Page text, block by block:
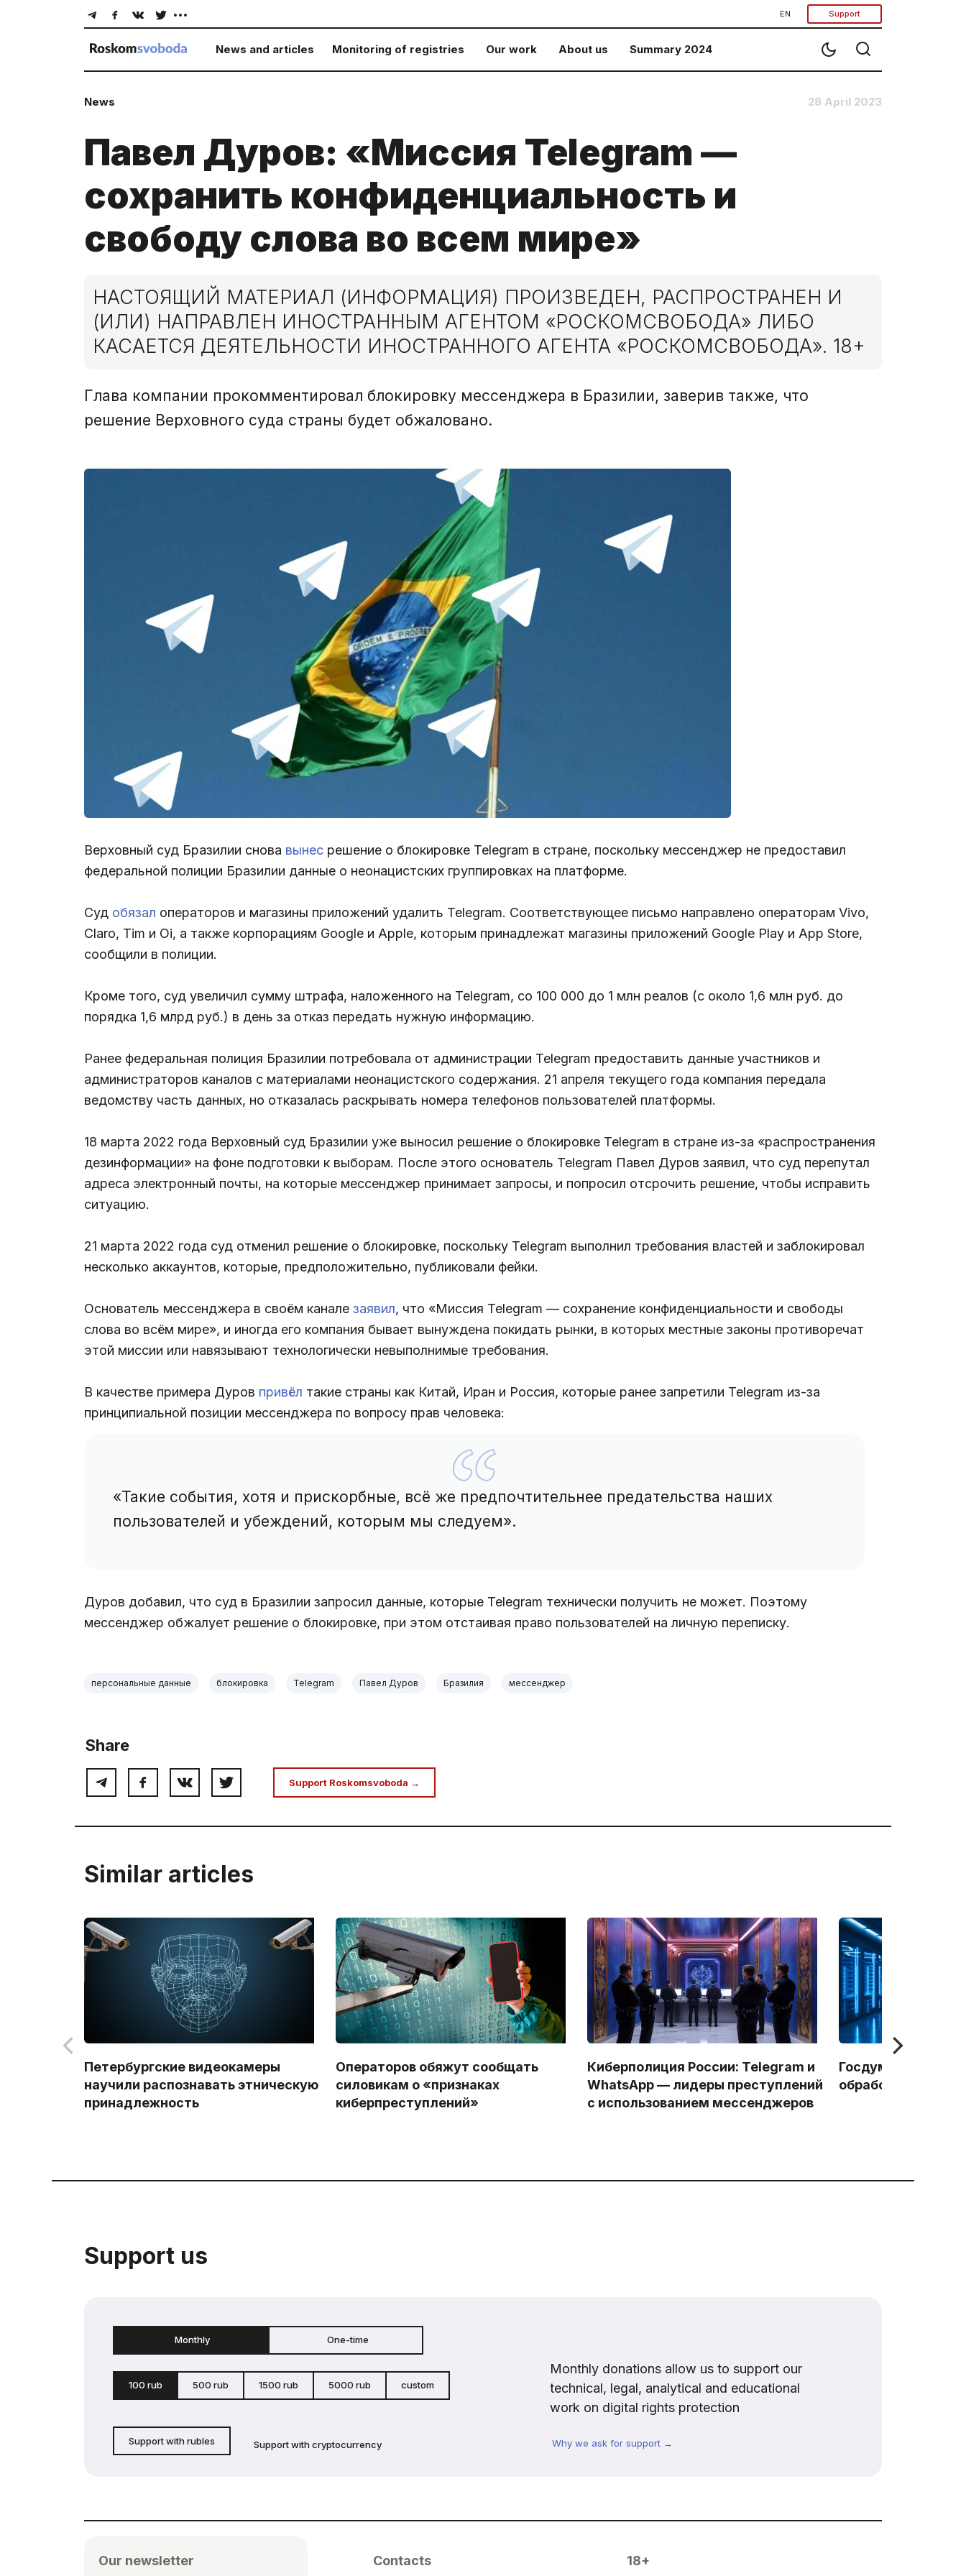
EN Support
News and articles Monitoring of registries Our work About us Summary 2024
News 28 April 2023
Павел Дуров: «Миссия Telegram —
сохранить конфиденциальность и
свободу слова во всем мире»
НАСТОЯЩИЙ МАТЕРИАЛ (ИНФОРМАЦИЯ) ПРОИЗВЕДЕН, РАСПРОСТРАНЕН И
(ИЛИ) НАПРАВЛЕН ИНОСТРАННЫМ АГЕНТОМ «РОСКОМСВОБОДА» ЛИБО
КАСАЕТСЯ ДЕЯТЕЛЬНОСТИ ИНОСТРАННОГО АГЕНТА «РОСКОМСВОБОДА». 18+
Глава компании прокомментировал блокировку мессенджера в Бразилии, заверив также, что
решение Верховного суда страны будет обжаловано.
Верховный суд Бразилии снова вынес решение о блокировке Telegram в стране, поскольку мессенджер не предоставил
федеральной полиции Бразилии данные о неонацистских группировках на платформе.
Суд обязал операторов и магазины приложений удалить Telegram. Соответствующее письмо направлено операторам Vivo,
Claro, Tim и Oi, а также корпорациям Google и Apple, которым принадлежат магазины приложений Google Play и App Store,
сообщили в полиции.
Кроме того, суд увеличил сумму штрафа, наложенного на Telegram, со 100 000 до 1 млн реалов (с около 1,6 млн руб. до
порядка 1,6 млрд руб.) в день за отказ передать нужную информацию.
Ранее федеральная полиция Бразилии потребовала от администрации Telegram предоставить данные участников и
администраторов каналов с материалами неонацистского содержания. 21 апреля текущего года компания передала
ведомству часть данных, но отказалась раскрывать номера телефонов пользователей платформы.
18 марта 2022 года Верховный суд Бразилии уже выносил решение о блокировке Telegram в стране из-за «распространения
дезинформации» на фоне подготовки к выборам. После этого основатель Telegram Павел Дуров заявил, что суд перепутал
адреса электронный почты, на которые мессенджер принимает запросы, и попросил отсрочить решение, чтобы исправить
ситуацию.
21 марта 2022 года суд отменил решение о блокировке, поскольку Telegram выполнил требования властей и заблокировал
несколько аккаунтов, которые, предположительно, публиковали фейки.
Основатель мессенджера в своём канале заявил, что «Миссия Telegram — сохранение конфиденциальности и свободы
слова во всём мире», и иногда его компания бывает вынуждена покидать рынки, в которых местные законы противоречат
этой миссии или навязывают технологически невыполнимые требования.
В качестве примера Дуров привёл такие страны как Китай, Иран и Россия, которые ранее запретили Telegram из-за
принципиальной позиции мессенджера по вопросу прав человека:
«Такие события, хотя и прискорбные, всё же предпочтительнее предательства наших
пользователей и убеждений, которым мы следуем».
Дуров добавил, что суд в Бразилии запросил данные, которые Telegram технически получить не может. Поэтому
мессенджер обжалует решение о блокировке, при этом отстаивая право пользователей на личную переписку.
персональные данные блокировка Telegram Павел Дуров Бразилия мессенджер
Share
Support Roskomsvoboda →
Similar articles
Петербургские видеокамеры
научили распознавать этническую
принадлежность
Операторов обяжут сообщать
силовикам о «признаках
киберпреступлений»
Киберполиция России: Telegram и
WhatsApp — лидеры преступлений
с использованием мессенджеров
Госдума приняла
обработки данных
Support us
Monthly One-time
100 rub 500 rub 1500 rub 5000 rub custom
Support with rubles Support with cryptocurrency
Monthly donations allow us to support our
technical, legal, analytical and educational
work on digital rights protection
Why we ask for support →
Our newsletter Contacts 18+